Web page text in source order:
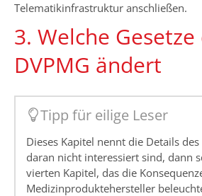
Telematikinfrastruktur anschließen.
3. Welche Gesetze
DVPMG ändert
Tipp für eilige Leser
Dieses Kapitel nennt die Details des
daran nicht interessiert sind, dann
vierten Kapitel, das die
Medizinproduktehersteller